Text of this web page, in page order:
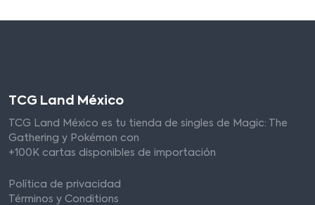
TCG Land México
TCG Land México es tu tienda de singles de Magic: The
Gathering y Pokémon con
+100K cartas disponibles de importación
Política de privacidad
Términos y Conditions